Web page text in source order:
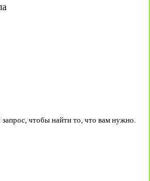
чтобы найти то, что вам нужно.